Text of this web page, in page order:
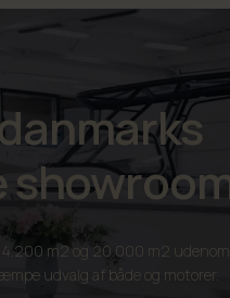
af pilothus
m2 og 20.000 m2
udvalg af både og motorer.